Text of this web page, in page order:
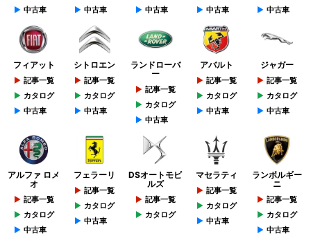
中古車
中古車
中古車
中古車
中古車
フィアット
記事一覧
カタログ
中古車
シトロエン
記事一覧
カタログ
中古車
ランドローバ
ー
記事一覧
カタログ
中古車
アバルト
記事一覧
カタログ
中古車
ジャガー
記事一覧
カタログ
中古車
アルファ ロメ
オ
記事一覧
カタログ
中古車
フェラーリ
記事一覧
カタログ
中古車
DSオートモビ
ルズ
記事一覧
カタログ
マセラティ
記事一覧
カタログ
中古車
ランボルギー
ニ
記事一覧
カタログ
中古車